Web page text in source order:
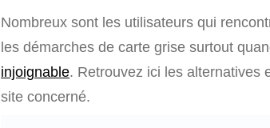
Nombreux sont les utilisateurs qui
les démarches de carte grise surtout
injoignable. Retrouvez ici les alternatives
site concerné.